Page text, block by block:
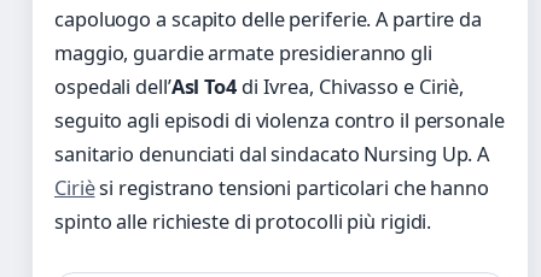
capoluogo a scapito delle periferie. A partire da
maggio, guardie armate presidieranno gli
ospedali dell’Asl To4di Ivrea, Chivasso e Ciriè,
seguito agli episodi di violenza contro il personale
sanitario denunciati dal sindacato Nursing Up. A
Cirièsi registrano tensioni particolari che hanno
spinto alle richieste di protocolli più rigidi.